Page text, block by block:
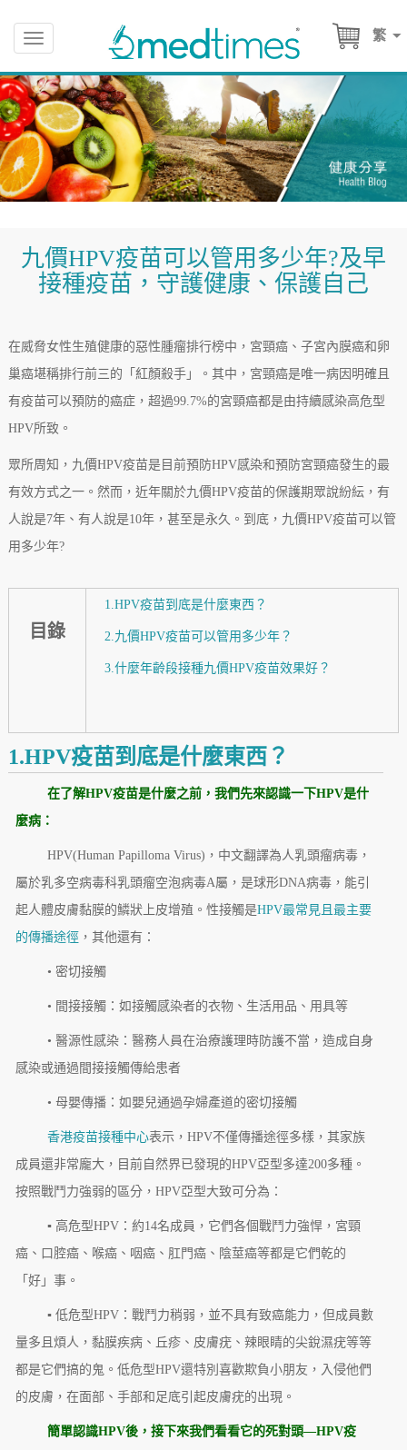
繁
Toggle
navigation
九價HPV疫苗可以管用多少年?及早
接種疫苗，守護健康、保護自己
在威脅女性生殖健康的惡性腫瘤排行榜中，宮頸癌、子宮內膜癌和卵
巢癌堪稱排行前三的「紅顏殺手」。其中，宮頸癌是唯一病因明確且
有疫苗可以預防的癌症，超過99.7%的宮頸癌都是由持續感染高危型
HPV所致。
眾所周知， 九價HPV疫苗是目前預防HPV感染和預防宮頸癌發生的最
有效方式之一。然而，近年關於九價HPV疫苗的保護期眾說紛紜，有
人說是7年、有人說是10年，甚至是永久。到底， 九價HPV疫苗可以管
用多少年?
目錄
1.HPV疫苗到底是什麼東西？
2.九價HPV疫苗可以管用多少年？
3.什麼年齡段接種九價HPV疫苗效果好？
1.HPV疫苗到底是什麼東西？
在了解HPV疫苗是什麼之前，我們先來認識一下HPV是什
麼病：
HPV(Human Papilloma Virus)，中文翻譯為人乳頭瘤病毒，
屬於乳多空病毒科乳頭瘤空泡病毒A屬，是球形DNA病毒，能引
起人體皮膚黏膜的鱗狀上皮增殖。性接觸是HPV最常見且最主要
的傳播途徑 ，其他還有：
• 密切接觸
• 間接接觸：如接觸感染者的衣物、生活用品、用具等
• 醫源性感染：醫務人員在治療護理時防護不當，造成自身
感染或通過間接接觸傳給患者
• 母嬰傳播：如嬰兒通過孕婦產道的密切接觸
香港疫苗接種中心表示，HPV不僅傳播途徑多樣，其家族
成員還非常龐大，目前自然界已發現的HPV亞型多達200多種。
按照戰鬥力強弱的區分，HPV亞型大致可分為：
▪ 高危型HPV：約14名成員，它們各個戰鬥力強悍，宮頸
癌、口腔癌、喉癌、咽癌、肛門癌、陰莖癌等都是它們乾的
「好」事。
▪ 低危型HPV：戰鬥力稍弱，並不具有致癌能力，但成員數
量多且煩人，黏膜疾病、丘疹、皮膚疣、辣眼睛的尖銳濕疣等等
都是它們搞的鬼。低危型HPV還特別喜歡欺負小朋友，入侵他們
的皮膚，在面部、手部和足底引起皮膚疣的出現。
簡單認識HPV後，接下來我們看看它的死對頭—HPV疫